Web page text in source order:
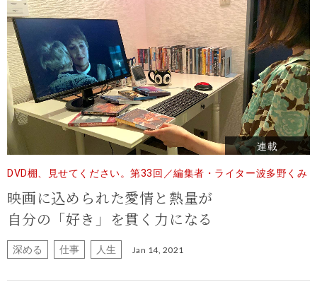
連載
DVD棚、見せてください。第33回／編集者・ライター波多野くみ
映画に込められた愛情と熱量が
自分の「好き」を貫く力になる
深める 仕事 人生 Jan 14, 2021